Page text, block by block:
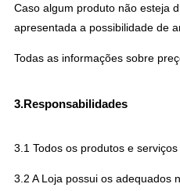
Caso algum produto não esteja
apresentada a possibilidade de
Todas as informações sobre
3.Responsabilidades
3.1 Todos os produtos e
3.2 A Loja possui os adequados